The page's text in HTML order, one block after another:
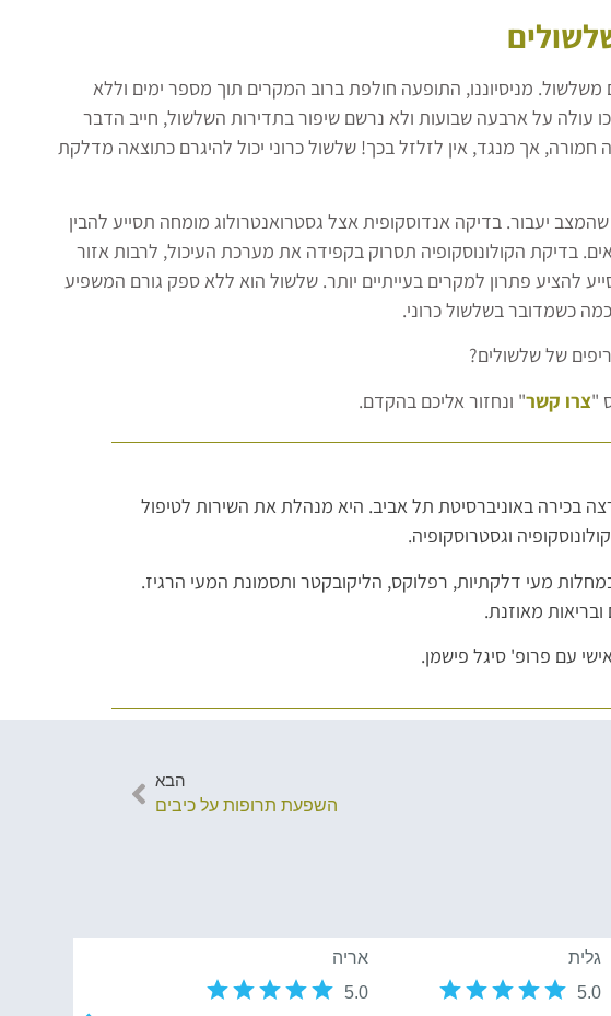
מניסיוננו, התופעה חולפת ברוב המקרים תוך מספר ימים וללא
עולה על ארבעה שבועות ולא נרשם שיפור בתדירות השלשול, חייב הדבר
אך מנגד, אין לזלזל בכך! שלשול כרוני יכול להיגרם כתוצאה מדלקת
יעבור. בדיקה אנדוסקופית אצל גסטרואנטרולוג מומחה תסייע להבין
בדיקת הקולונוסקופיה תסרוק בקפידה את מערכת העיכול, לרבות אזור
להציע פתרון למקרים בעייתיים יותר. שלשול הוא ללא ספק גורם המשפיע
כשמדובר בשלשול כרוני.
של שלשולים?
"צרו קשר" ונחזור אליכם בהקדם.
בכירה באוניברסיטת תל אביב. היא מנהלת את השירות לטיפול
וגסטרוסקופיה.
מעי דלקתיות, רפלוקס, הליקובקטר ותסמונת המעי הרגיז.
מאוזנת.
עם פרופ' סיגל פישמן.
הבא
השפעת תרופות על כיבים